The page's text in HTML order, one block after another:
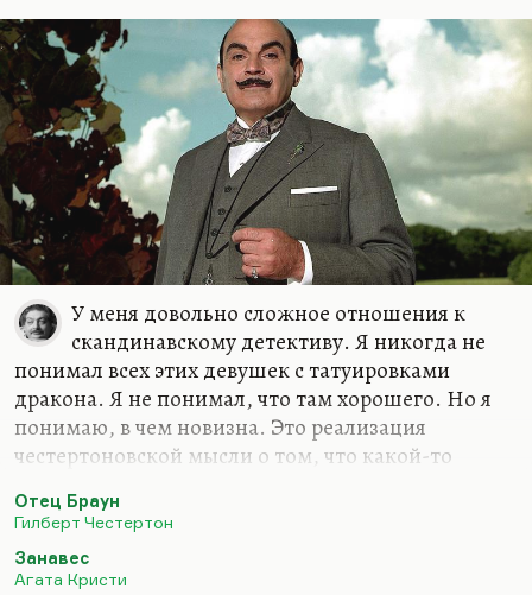
У меня довольно сложное отношения к
скандинавскому детективу. Я никогда не
понимал всех этих девушек с татуировками
дракона. Я не понимал, что там хорошего. Но я
понимаю, в чем новизна. Это реализация
честертоновской мысли о том, что какой-то
козлу, должен быть фриком. Как говорил отец
Браун:
«Все эти преступления я совершил сам»
своем воображении. То есть он должен быть
Отец Браун
Гилберт Честертон
Занавес
Агата Кристи